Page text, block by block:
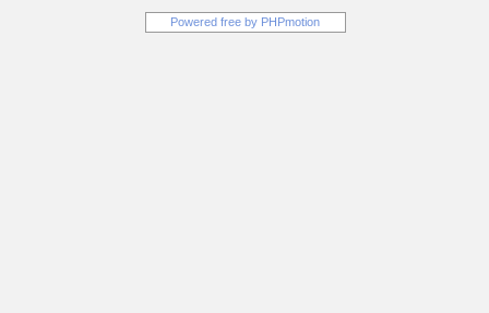
ما حكم الصلا�...
Rating: 0
Powered free by PHPmotion